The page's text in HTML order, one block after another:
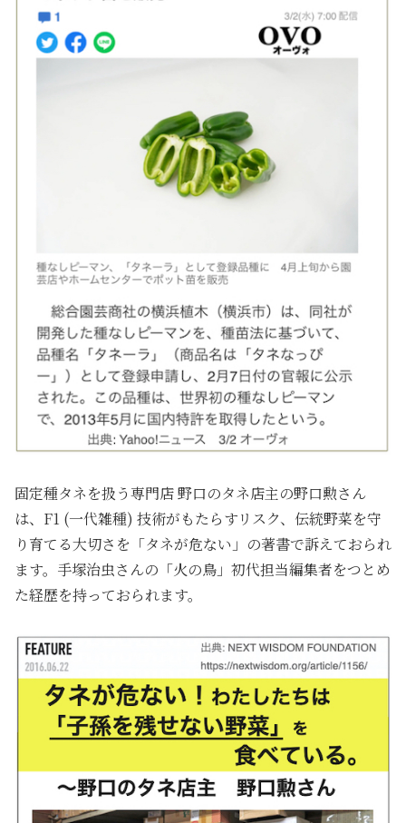
固定種タネを扱う専門店 野口のタネ店主の野口勲さん
は、F1 (一代雑種) 技術がもたらすリスク、伝統野菜を守
り育てる大切さを「タネが危ない」の著書で訴えておられ
ます。手塚治虫さんの「火の鳥」初代担当編集者をつとめ
た経歴を持っておられます。